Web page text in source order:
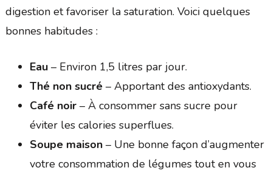
digestion et favoriser la saturation. Voici quelques
bonnes habitudes :
Eau– Environ 1,5 litres par jour.
Thé non sucré– Apportant des antioxydants.
Café noir– À consommer sans sucre pour
éviter les calories superflues.
Soupe maison– Une bonne façon d’augmenter
votre consommation de légumes tout en vous